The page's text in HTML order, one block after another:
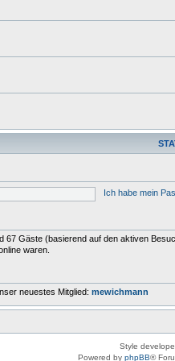
Ich habe mein
67 Gäste (basierend auf den aktiven
waren.
neuestes Mitglied: mewichmann
Style
Powered by phpBB®